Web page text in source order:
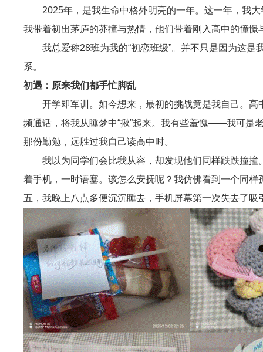
2025年，是我生命中格外明亮的一年。这一年，我
我带着初出茅庐的莽撞与热情，他们带着刚入高中的憧
我总爱称28班为我的“初恋班级”。并不只是因为这
系。
初遇：原来我们都手忙脚乱
开学即军训。如今想来，最初的挑战竟是我自己。
频通话，将我从睡梦中“揪”起来。我有些羞愧——我可是
那份勤勉，远胜过我自己读高中时。
我以为同学们会比我从容，却发现他们同样跌跌撞
着手机，一时语塞。该怎么安抚呢？我仿佛看到一个同
五，我晚上八点多便沉沉睡去，手机屏幕第一次失去了